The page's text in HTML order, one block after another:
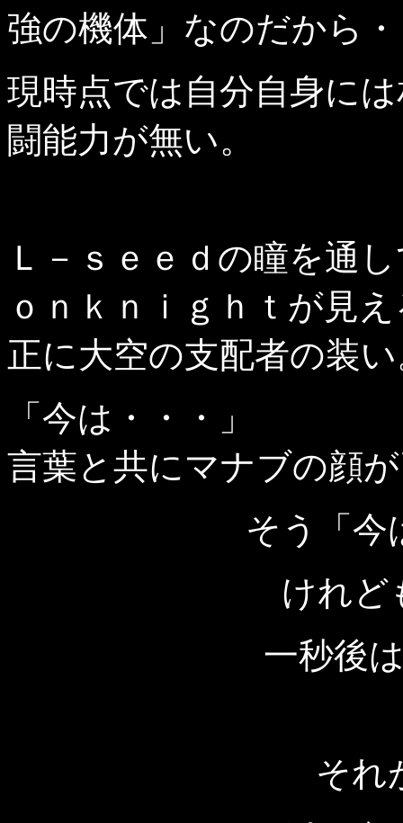
強の機体」なのだから
現時点では自分自身に
闘能力が無い。
Ｌ－ｓｅｅｄの瞳を通
ｏｎｋｎｉｇｈｔが見
正に大空の支配者の装
「今は・・・」
言葉と共にマナブの顔
そう「今
けれど
一秒後
それ